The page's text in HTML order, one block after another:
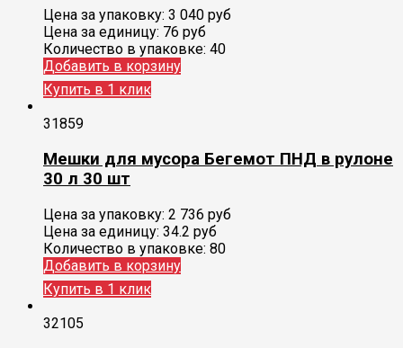
Цена за упаковку: 3 040 руб
Цена за единицу: 76 руб
Количество в упаковке: 40
Добавить в корзину
Купить в 1 клик
31859
Мешки для мусора Бегемот ПНД в рулоне
30 л 30 шт
Цена за упаковку: 2 736 руб
Цена за единицу: 34.2 руб
Количество в упаковке: 80
Добавить в корзину
Купить в 1 клик
32105